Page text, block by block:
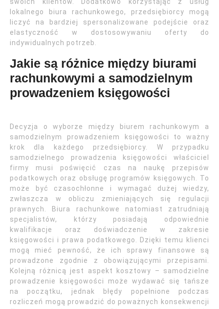
lokalnego biura rachunkowego, przedsiębiorcy mogą
liczyć na bardziej spersonalizowane podejście oraz
elastyczność w dostosowywaniu oferty do
indywidualnych potrzeb.
Jakie są różnice między biurami
rachunkowymi a samodzielnym
prowadzeniem księgowości
Decyzja o wyborze między biurem rachunkowym a
samodzielnym prowadzeniem księgowości to ważny
krok dla każdego przedsiębiorcy. W przypadku
samodzielnego prowadzenia księgowości właściciel
firmy musi poświęcić czas na naukę przepisów
podatkowych oraz obsługę programów księgowych. To
może być czasochłonne i wymagać dużej wiedzy,
zwłaszcza w obliczu zmieniających się regulacji
prawnych. Biura rachunkowe natomiast zatrudniają
specjalistów, którzy posiadają odpowiednie
kwalifikacje oraz doświadczenie w zakresie
księgowości i prawa podatkowego. Dzięki temu klienci
mogą mieć pewność, że ich sprawy finansowe są
prowadzone zgodnie z obowiązującymi przepisami.
Kolejną różnicą jest aspekt kosztowy – samodzielne
prowadzenie księgowości może wydawać się tańsze
na początku, jednak błędy popełnione podczas
rozliczeń mogą prowadzić do poważnych konsekwencji